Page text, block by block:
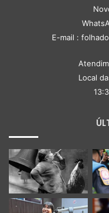
E-mail :
Local